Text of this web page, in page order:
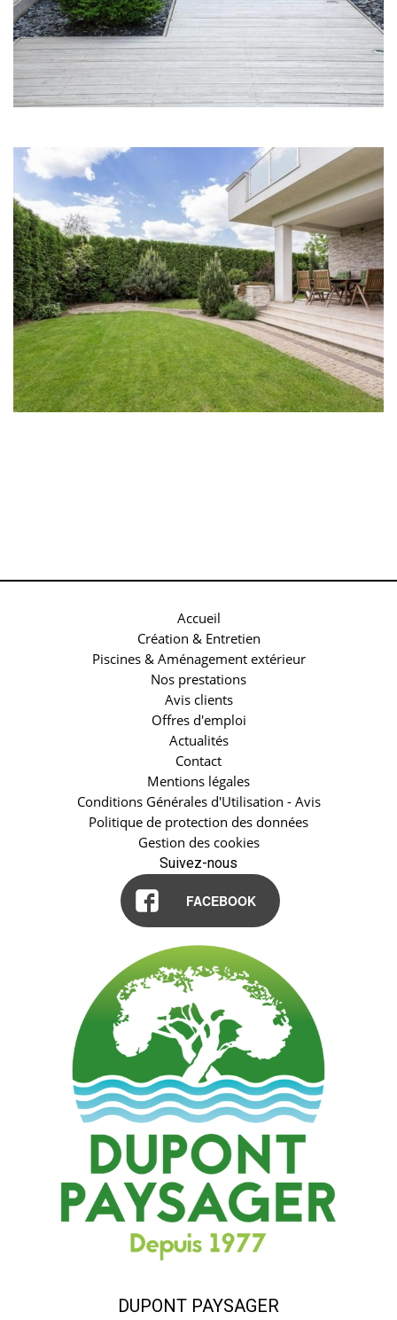
Accueil
Création & Entretien
Piscines & Aménagement extérieur
Nos prestations
Avis clients
Offres d'emploi
Actualités
Contact
Mentions légales
Conditions Générales d'Utilisation - Avis
Politique de protection des données
Gestion des cookies
Suivez-nous
FACEBOOK
DUPONT PAYSAGER